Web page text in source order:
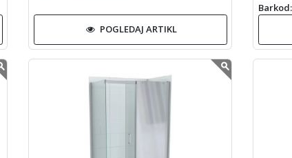
POGLEDAJ ARTIKL
Barkod